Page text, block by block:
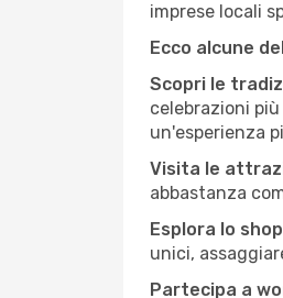
imprese locali
Ecco alcune
Scopri le
celebrazioni
un'esperienza
Visita le
abbastanza
Esplora lo
unici,
Partecipa a